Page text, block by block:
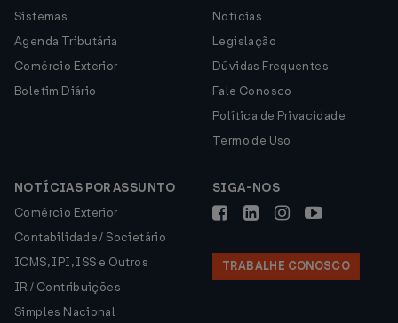
Sistemas
Agenda Tributária
Comércio Exterior
Boletim Diário
Notícias
Legislação
Dúvidas Frequentes
Fale Conosco
Política de Privacidade
Termo de Uso
NOTÍCIAS POR ASSUNTO
Comércio Exterior
Contabilidade / Societário
ICMS, IPI, ISS e Outros
IR / Contribuições
Simples Nacional
SIGA-NOS
TRABALHE CONOSCO